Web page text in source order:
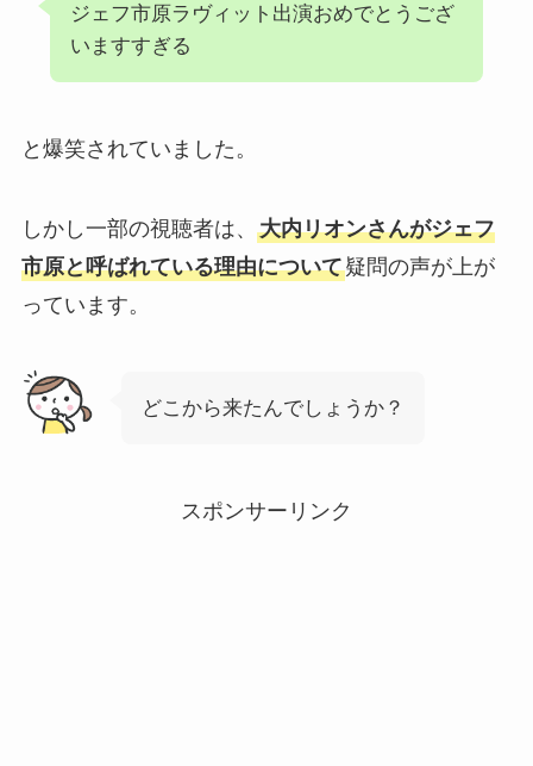
ジェフ市原ラヴィット出演おめでとうござ
いますすぎる
と爆笑されていました。
しかし一部の視聴者は、 大内リオンさんがジェフ
市原と呼ばれている理由について疑問の声が上が
っています。
どこから来たんでしょうか？
スポンサーリンク